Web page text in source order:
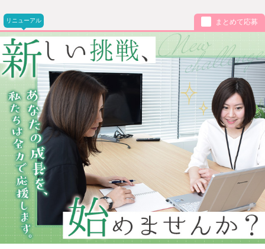
リニューアル まとめて応募